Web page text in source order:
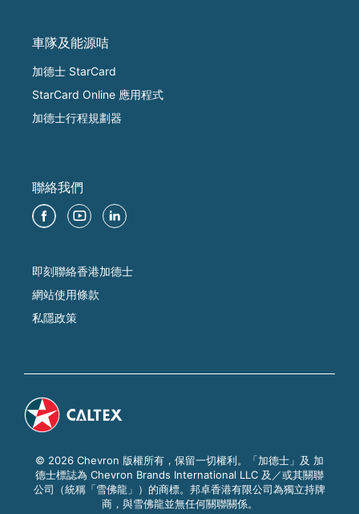
車隊及能源咭
加德士 StarCard
StarCard Online 應用程式
加德士行程規劃器
聯絡我們
即刻聯絡香港加德士
網站使用條款
私隱政策
© 2026 Chevron 版權所有，保留一切權利。「加德士」及 加
德士標誌為 Chevron Brands International LLC 及／或其關聯
公司（統稱「雪佛龍」）的商標。邦卓香港有限公司為獨立持牌
商，與雪佛龍並無任何關聯關係。